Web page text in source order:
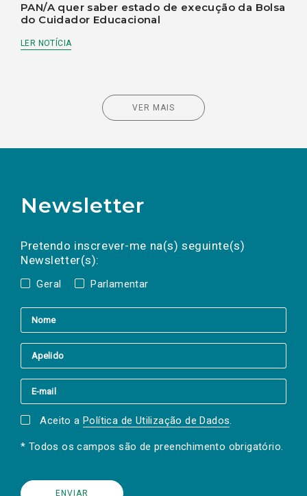
PAN/A quer saber estado de execução da Bolsa
do Cuidador Educacional
LER NOTÍCIA
VER MAIS
Newsletter
Pretendo inscrever-me na(s) seguinte(s)
Newsletter(s):
Geral Parlamentar
a(s) newsletter(s).
mail
Aceito a Política de Utilização de Dados.
* Todos os campos são de preenchimento obrigatório.